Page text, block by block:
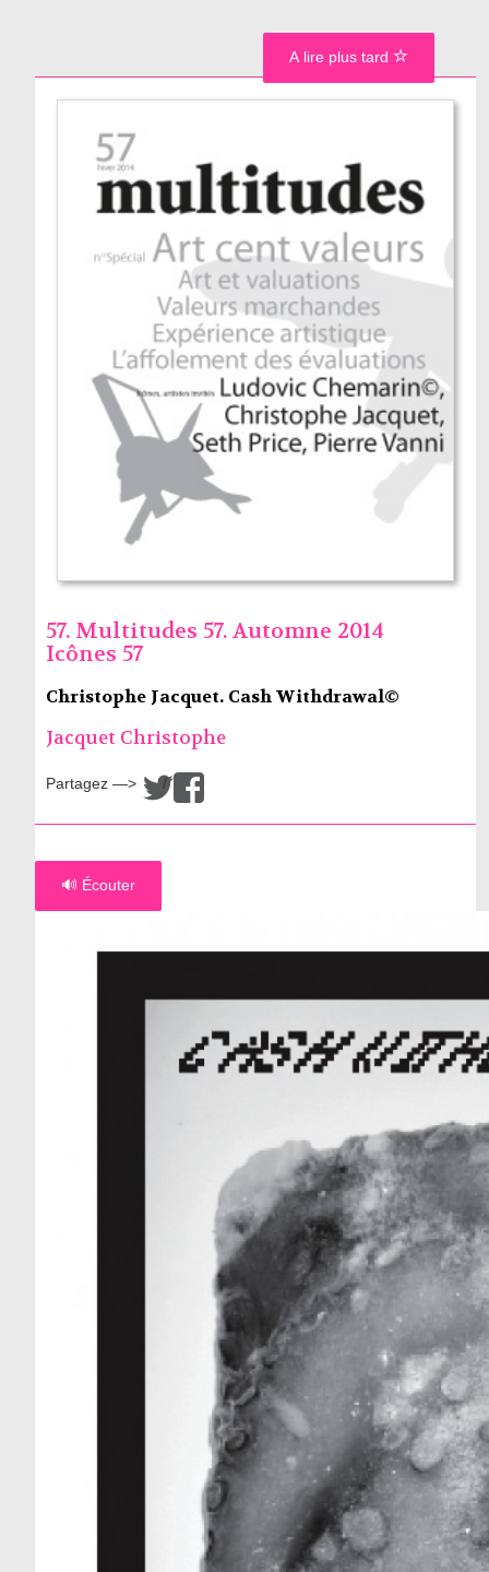
57. Multitudes 57. Automne 2014
Icônes 57
Christophe Jacquet. Cash Withdrawal©
Jacquet Christophe
Partagez —> /
🔊 Écouter
A lire plus tard